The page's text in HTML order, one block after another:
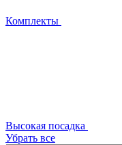
Комплекты
Высокая посадка
Убрать все